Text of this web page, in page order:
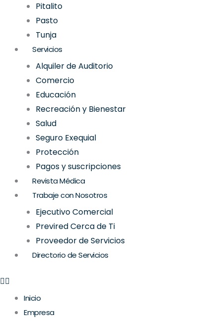
Pitalito
Pasto
Tunja
Servicios
Alquiler de Auditorio
Comercio
Educación
Recreación y Bienestar
Salud
Seguro Exequial
Protección
Pagos y suscripciones
Revista Médica
Trabaje con Nosotros
Ejecutivo Comercial
Previred Cerca de Ti
Proveedor de Servicios
Directorio de Servicios
Inicio
Empresa